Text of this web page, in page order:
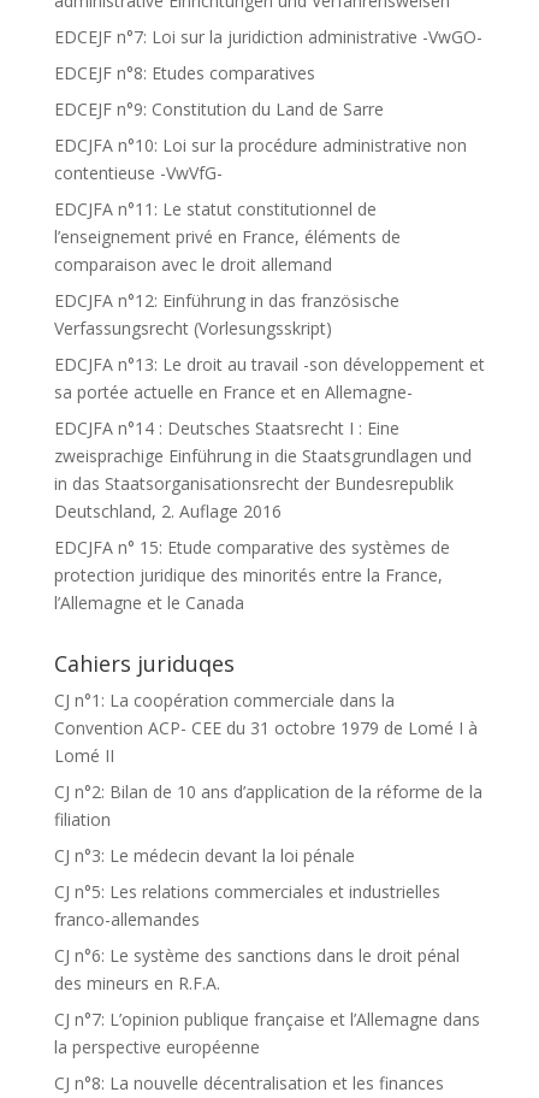
EDCEJF n°7: Loi sur la juridiction administrative -VwGO-
EDCEJF n°8: Etudes comparatives
EDCEJF n°9: Constitution du Land de Sarre
EDCJFA n°10: Loi sur la procédure administrative non
contentieuse -VwVfG-
EDCJFA n°11: Le statut constitutionnel de
l’enseignement privé en France, éléments de
comparaison avec le droit allemand
EDCJFA n°12: Einführung in das französische
Verfassungsrecht (Vorlesungsskript)
EDCJFA n°13: Le droit au travail -son développement et
sa portée actuelle en France et en Allemagne-
EDCJFA n°14 : Deutsches Staatsrecht I : Eine
zweisprachige Einführung in die Staatsgrundlagen und
in das Staatsorganisationsrecht der Bundesrepublik
Deutschland, 2. Auflage 2016
EDCJFA n° 15: Etude comparative des systèmes de
protection juridique des minorités entre la France,
l’Allemagne et le Canada
Cahiers juriduqes
CJ n°1: La coopération commerciale dans la
Convention ACP- CEE du 31 octobre 1979 de Lomé I à
Lomé II
CJ n°2: Bilan de 10 ans d’application de la réforme de la
filiation
CJ n°3: Le médecin devant la loi pénale
CJ n°5: Les relations commerciales et industrielles
franco-allemandes
CJ n°6: Le système des sanctions dans le droit pénal
des mineurs en R.F.A.
CJ n°7: L’opinion publique française et l’Allemagne dans
la perspective européenne
CJ n°8: La nouvelle décentralisation et les finances